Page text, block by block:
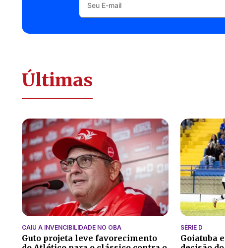
Últimas
CAIU A INVENCIBILIDADE NO OBA
Guto projeta leve favorecimento
SÉRIE D
Goiatuba